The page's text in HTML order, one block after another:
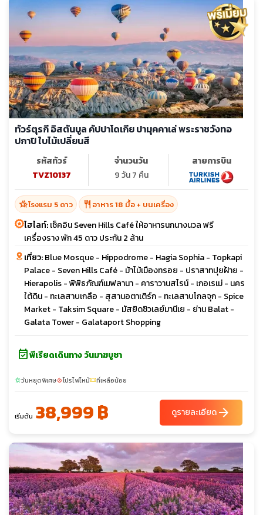
ทัวร์ตุรกี อิสตันบูล คัปปาโดเกีย ปามุคคาเล่ พระราชวังทอ
ปกาปิ ใบไม้เปลี่ยนสี
รหัสทัวร์
TVZ10137
จำนวนวัน
9 วัน 7 คืน
สายการบิน
hotel_classโรงแรม 5 ดาว restaurant อาหาร 18 มื้อ + บนเครื่อง
ไฮไลท์:เช็คอิน Seven Hills Café ให้อาหารนกนางนวล ฟรี
เครื่องราง พัก 45 ดาว ประกัน 2 ล้าน
เที่ยว:Blue Mosque - Hippodrome - Hagia Sophia - Topkapi
Palace - Seven Hills Café - ม้าไม้เมืองทรอย - ปราสาทปุยฝ้าย -
Hierapolis - พิพิธภัณฑ์เมฟลานา - คาราวานสไรน์ - เกอเรเม่ - นคร
ใต้ดิน - ทะเลสาบเกลือ - สุสานอตาเติร์ก - ทะเลสาบโกลจุก - Spice
Market - Taksim Square - มัสยิดซิวเลย์มานีเย - ย่าน Balat -
Galata Tower - Galataport Shopping
event_availableพีเรียดเดินทาง วันมาฆบูชา
sunnyวันหยุดพิเศษlocal_fire_departmentโปรไฟไหม้confirmation_numberที่เหลือน้อย
เริ่มต้น 38,999 ฿ ดูรายละเอียดarrow_forward